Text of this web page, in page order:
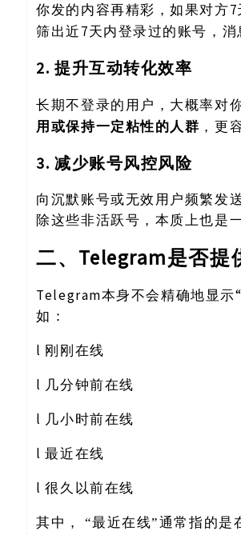
你发的内容再精彩，如果对方
筛出近7天内登录过的账号，消
2. 提升互动转化效率
长期不登录的用户，大概率对
用或保持一定粘性的人群 ，更
3. 减少账号风控风险
向沉默账号或无效用户频繁发
除这些非活跃号，本质上也是
二、 Telegram是否提
Telegram本身不会精确地显示
如：
l 刚刚在线
l 几分钟前在线
l 几小时前在线
l最近在线
l很久以前在线
其中，
“最近在线”通常指的是